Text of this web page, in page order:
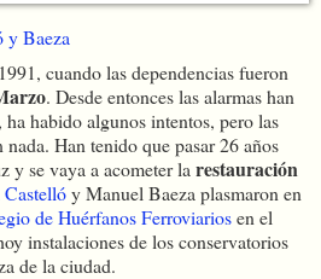
y Baeza
cuando las dependencias fueron
. Desde entonces las alarmas han
ha habido algunos intentos, pero las
Han tenido que pasar 26 años
y se vaya a acometer la restauración
Castellóy Manuel Baeza plasmaron en
de Huérfanos Ferroviariosen el
instalaciones de los conservatorios
de la ciudad.